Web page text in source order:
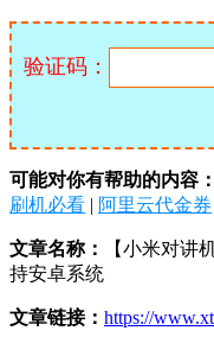
验证码：
可能对你有帮助的内容：
刷机必看 | 阿里云代金券
文章名称：
【小米对讲
持安卓系统
文章链接： https://